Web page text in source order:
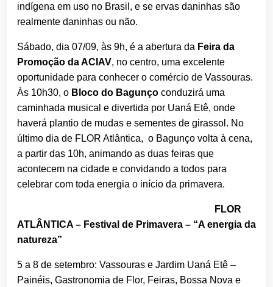
indígena em uso no Brasil, e se ervas daninhas são
realmente daninhas ou não.
Sábado, dia 07/09, às 9h, é a abertura da Feira da
Promoção da ACIAV, no centro, uma excelente
oportunidade para conhecer o comércio de Vassouras.
Às 10h30, o Bloco do Bagunço conduzirá uma
caminhada musical e divertida por Uaná Etê, onde
haverá plantio de mudas e sementes de girassol. No
último dia de FLOR Atlântica, o Bagunço volta à cena,
a partir das 10h, animando as duas feiras que
acontecem na cidade e convidando a todos para
celebrar com toda energia o início da primavera.
FLOR
ATLÂNTICA – Festival de Primavera – “A energia da
natureza”
5 a 8 de setembro: Vassouras e Jardim Uaná Etê –
Painéis, Gastronomia de Flor, Feiras, Bossa Nova e